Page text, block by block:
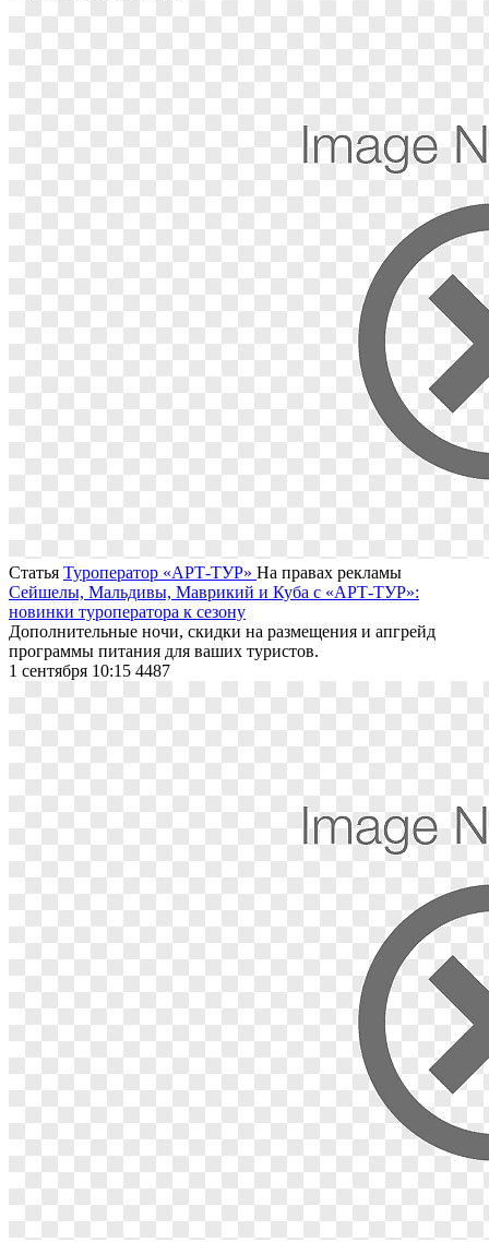
Статья Туроператор «АРТ-ТУР» На правах рекламы
Сейшелы, Мальдивы, Маврикий и Куба с «АРТ-ТУР»:
новинки туроператора к сезону
Дополнительные ночи, скидки на размещения и апгрейд
программы питания для ваших туристов.
1 сентября 10:15 4487